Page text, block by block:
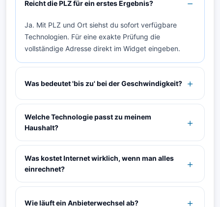
Reicht die PLZ für ein erstes Ergebnis?
Ja. Mit PLZ und Ort siehst du sofort verfügbare
Technologien. Für eine exakte Prüfung die
vollständige Adresse direkt im Widget eingeben.
Was bedeutet 'bis zu' bei der Geschwindigkeit?
Welche Technologie passt zu meinem
Haushalt?
Was kostet Internet wirklich, wenn man alles
einrechnet?
Wie läuft ein Anbieterwechsel ab?